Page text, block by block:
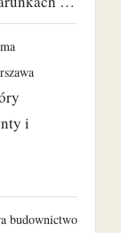
i
budownictwo